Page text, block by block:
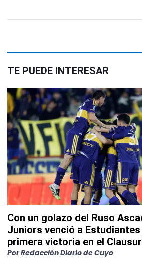
TE PUEDE INTERESAR
Con un golazo del Ruso
Juniors venció a
primera victoria en el
PorRedacción Diario de Cuyo